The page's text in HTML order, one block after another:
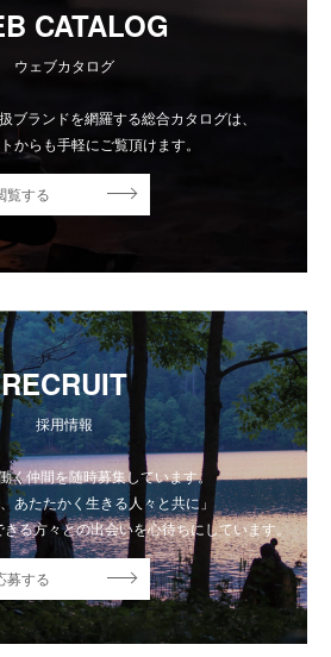
CATALOG
ウェブカタログ
ブランドを網羅する総合カタログは、
からも手軽にご覧頂けます。
覧する
RECRUIT
採用情報
く仲間を随時募集しています。
あたたかく生きる人々と共に」
る方々との出会いを心待ちにしています。
募する